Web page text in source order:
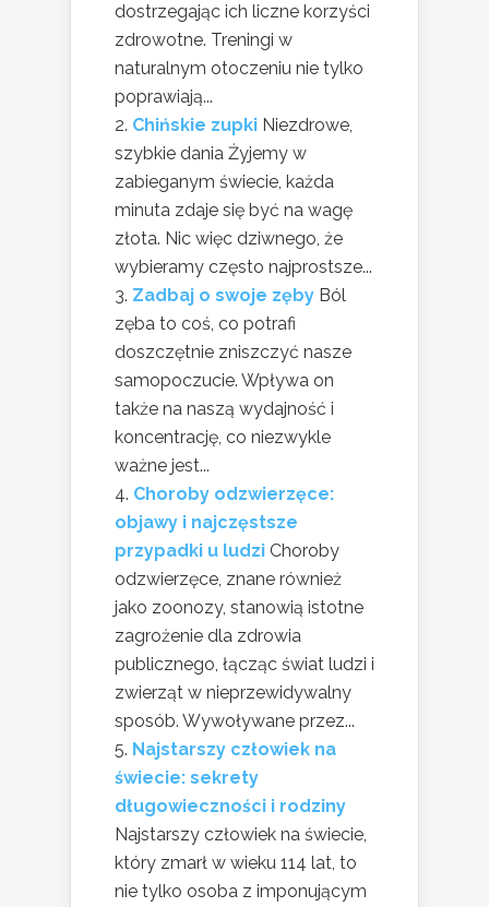
dostrzegając ich liczne korzyści
zdrowotne. Treningi w
naturalnym otoczeniu nie tylko
poprawiają...
Chińskie zupki Niezdrowe,
szybkie dania Żyjemy w
zabieganym świecie, każda
minuta zdaje się być na wagę
złota. Nic więc dziwnego, że
wybieramy często najprostsze...
Zadbaj o swoje zęby Ból
zęba to coś, co potrafi
doszczętnie zniszczyć nasze
samopoczucie. Wpływa on
także na naszą wydajność i
koncentrację, co niezwykle
ważne jest...
Choroby odzwierzęce:
objawy i najczęstsze
przypadki u ludzi Choroby
odzwierzęce, znane również
jako zoonozy, stanowią istotne
zagrożenie dla zdrowia
publicznego, łącząc świat ludzi i
zwierząt w nieprzewidywalny
sposób. Wywoływane przez...
Najstarszy człowiek na
świecie: sekrety
długowieczności i rodziny
Najstarszy człowiek na świecie,
który zmarł w wieku 114 lat, to
nie tylko osoba z imponującym